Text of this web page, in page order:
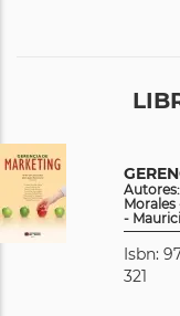
-
Isbn:
321